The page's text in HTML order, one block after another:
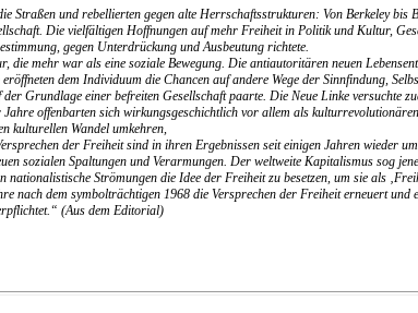
Straßen und rebellierten gegen alte Herrschaftsstrukturen: Von Berkeley
Die vielfältigen Hoffnungen auf mehr Freiheit in Politik und Kultur,
gegen Unterdrückung und Ausbeutung richtete.
die mehr war als eine soziale Bewegung. Die antiautoritären neuen
dem Individuum die Chancen auf andere Wege der Sinnfindung,
Grundlage einer befreiten Gesellschaft paarte. Die Neue Linke versuchte
offenbarten sich wirkungsgeschichtlich vor allem als
kulturellen Wandel umkehren,
der Freiheit sind in ihren Ergebnissen seit einigen Jahren
sozialen Spaltungen und Verarmungen. Der weltweite Kapitalismus sog
Strömungen die Idee der Freiheit zu besetzen, um sie als
nach dem symbolträchtigen 1968 die Versprechen der Freiheit erneuert und
(Aus dem Editorial)